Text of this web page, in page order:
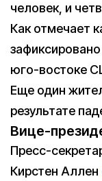
человек, и
Как отмечает
юго-востоке
Еще один
результате
Вице-
Пресс-
Кирстен Аллен